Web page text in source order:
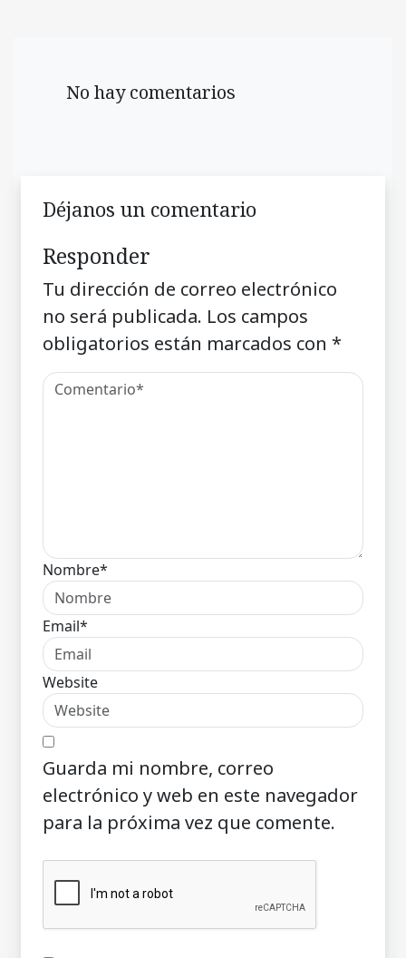
No hay comentarios
Déjanos un comentario
Responder
Tu dirección de correo electrónico
no será publicada. Los campos
obligatorios están marcados con *
Nombre*
Email*
Website
Guarda mi nombre, correo
electrónico y web en este navegador
para la próxima vez que comente.